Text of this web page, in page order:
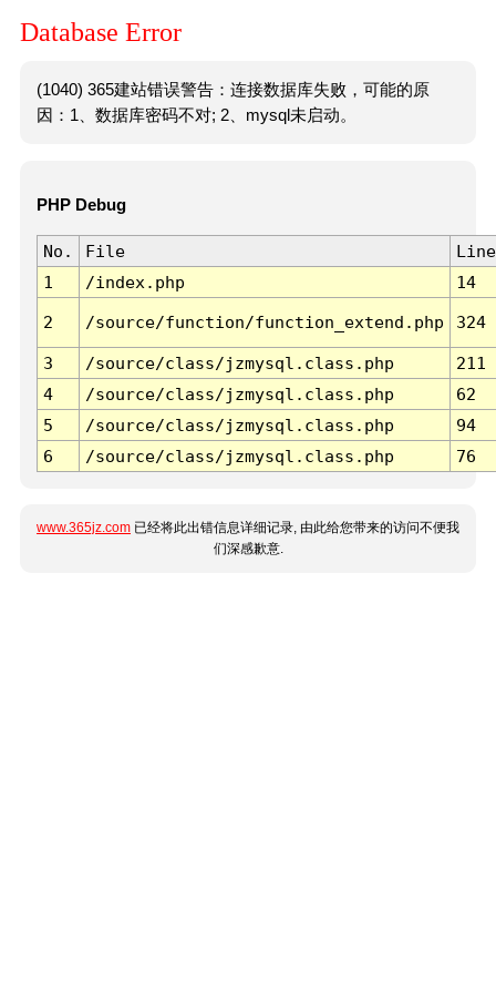
Database Error
(1040) 365建站错误警告：连接数据库失败，可能的原
因：1、数据库密码不对; 2、mysql未启动。
PHP Debug
No. File
Line
1
/index.php 14
2 /source/function/function_extend.php 324
3 /source/class/jzmysql.class.php
211
4
/source/class/jzmysql.class.php
62
5
/source/class/jzmysql.class.php
94
6
/source/class/jzmysql.class.php 76
www.365jz.com 已经将此出错信息详细记录, 由此给您带来的访问不便我
们深感歉意.